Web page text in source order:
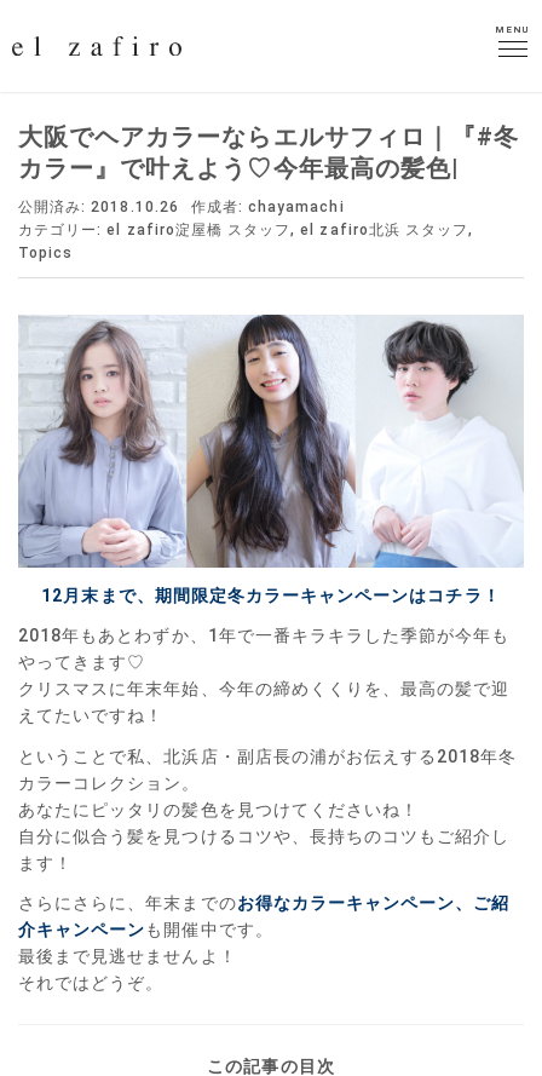
MENU
MENU
大阪でヘアカラーならエルサフィロ｜『#冬
カラー』で叶えよう♡今年最高の髪色|
公開済み: 2018.10.26 作成者:chayamachi
カテゴリー:el zafiro淀屋橋 スタッフ,el zafiro北浜 スタッフ,
Topics
12月末まで、期間限定冬カラーキャンペーンはコチラ！
2018年もあとわずか、1年で一番キラキラした季節が今年も
やってきます♡
クリスマスに年末年始、今年の締めくくりを、最高の髪で迎
えてたいですね！
ということで私、北浜店・副店長の浦がお伝えする2018年冬
カラーコレクション。
あなたにピッタリの髪色を見つけてくださいね！
自分に似合う髪を見つけるコツや、長持ちのコツもご紹介し
ます！
さらにさらに、年末までのお得なカラーキャンペーン、 ご紹
介キャンペーンも開催中です。
最後まで見逃せませんよ！
それではどうぞ。
この記事の目次